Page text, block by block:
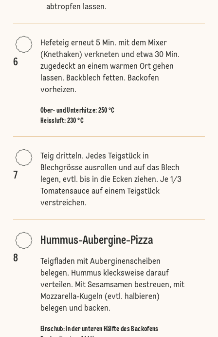
abtropfen lassen.
6
Hefeteig erneut 5 Min. mit dem Mixer
(Knethaken) verkneten und etwa 30 Min.
zugedeckt an einem warmen Ort gehen
lassen. Backblech fetten. Backofen
vorheizen.
Ober- und Unterhitze: 250 °C
Heissluft: 230 °C
7
Teig dritteln. Jedes Teigstück in
Blechgrösse ausrollen und auf das Blech
legen, evtl. bis in die Ecken ziehen. Je 1/3
Tomatensauce auf einem Teigstück
verstreichen.
8
Hummus-Aubergine-Pizza
Teigfladen mit Auberginenscheiben
belegen. Hummus klecksweise darauf
verteilen. Mit Sesamsamen bestreuen, mit
Mozzarella-Kugeln (evtl. halbieren)
belegen und backen.
Einschub:in der unteren Hälfte des Backofens